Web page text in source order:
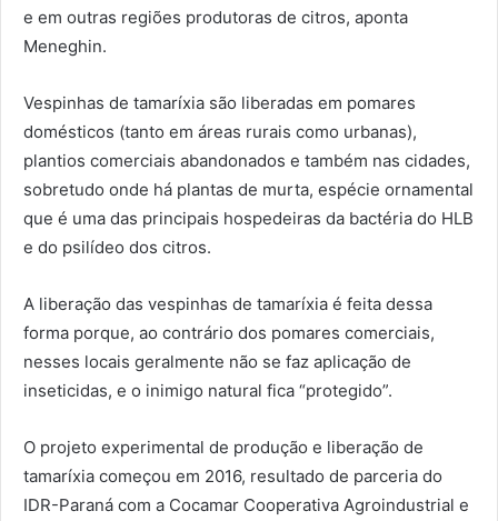
e em outras regiões produtoras de citros, aponta
Meneghin.
Vespinhas de tamaríxia são liberadas em pomares
domésticos (tanto em áreas rurais como urbanas),
plantios comerciais abandonados e também nas cidades,
sobretudo onde há plantas de murta, espécie ornamental
que é uma das principais hospedeiras da bactéria do HLB
e do psilídeo dos citros.
A liberação das vespinhas de tamaríxia é feita dessa
forma porque, ao contrário dos pomares comerciais,
nesses locais geralmente não se faz aplicação de
inseticidas, e o inimigo natural fica “protegido”.
O projeto experimental de produção e liberação de
tamaríxia começou em 2016, resultado de parceria do
IDR-Paraná com a Cocamar Cooperativa Agroindustrial e